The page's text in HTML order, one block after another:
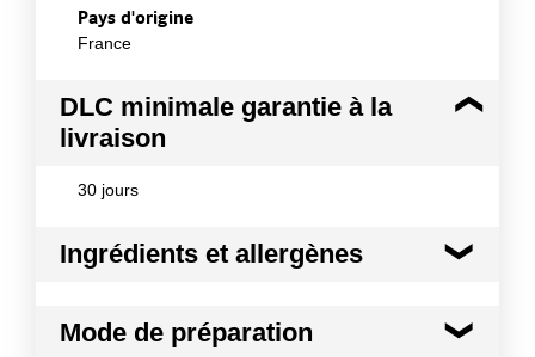
Pays d'origine
France
DLC minimale garantie à la
livraison
30 jours
Ingrédients et allergènes
Flageolet Vert
Mode de préparation